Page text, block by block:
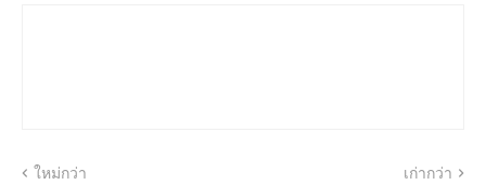
ใหม่กว่า เก่ากว่า